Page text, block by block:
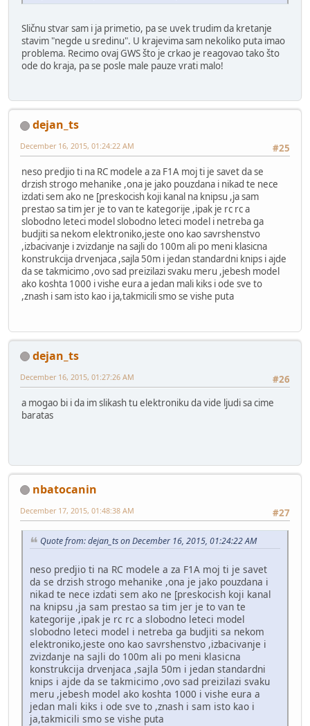
Sličnu stvar sam i ja primetio, pa se uvek trudim da kretanje
stavim "negde u sredinu". U krajevima sam nekoliko puta imao
problema. Recimo ovaj GWS što je crkao je reagovao tako što
ode do kraja, pa se posle male pauze vrati malo!
dejan_ts
#25
December 16, 2015, 01:24:22 AM
neso predjio ti na RC modele a za F1A moj ti je savet da se
drzish strogo mehanike ,ona je jako pouzdana i nikad te nece
izdati sem ako ne [preskocish koji kanal na knipsu ,ja sam
prestao sa tim jer je to van te kategorije ,ipak je rc rc a
slobodno leteci model slobodno leteci model i netreba ga
budjiti sa nekom elektroniko,jeste ono kao savrshenstvo
,izbacivanje i zvizdanje na sajli do 100m ali po meni klasicna
konstrukcija drvenjaca ,sajla 50m i jedan standardni knips i ajde
da se takmicimo ,ovo sad preizilazi svaku meru ,jebesh model
ako koshta 1000 i vishe eura a jedan mali kiks i ode sve to
,znash i sam isto kao i ja,takmicili smo se vishe puta
dejan_ts
#26
December 16, 2015, 01:27:26 AM
a mogao bi i da im slikash tu elektroniku da vide ljudi sa cime
baratas
nbatocanin
#27
December 17, 2015, 01:48:38 AM
Quote from: dejan_ts on December 16, 2015, 01:24:22 AM
neso predjio ti na RC modele a za F1A moj ti je savet
da se drzish strogo mehanike ,ona je jako pouzdana i
nikad te nece izdati sem ako ne [preskocish koji kanal
na knipsu ,ja sam prestao sa tim jer je to van te
kategorije ,ipak je rc rc a slobodno leteci model
slobodno leteci model i netreba ga budjiti sa nekom
elektroniko,jeste ono kao savrshenstvo ,izbacivanje i
zvizdanje na sajli do 100m ali po meni klasicna
konstrukcija drvenjaca ,sajla 50m i jedan standardni
knips i ajde da se takmicimo ,ovo sad preizilazi svaku
meru ,jebesh model ako koshta 1000 i vishe eura a
jedan mali kiks i ode sve to ,znash i sam isto kao i
ja,takmicili smo se vishe puta